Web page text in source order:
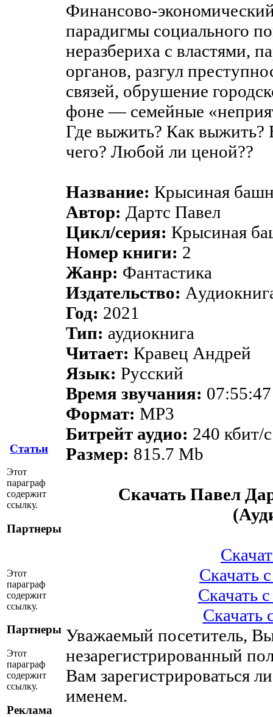
Статьи
Этот
параграф
содержит
ссылку.
Партнеры
Этот
параграф
содержит
ссылку.
Партнеры
Этот
параграф
содержит
ссылку.
Реклама
Финансово-
парадигмы социального
неразбериха с властями,
органов, разгул
связей, обрушение
фоне — семейные
Где выжить? Как выжить?
чего? Любой ли ценой??
Название: Крысиная
Автор: Дартс Павел
Цикл/серия: Крысиная
Номер книги: 2
Жанр: Фантастика
Издательство:
Год: 2021
Тип: аудиокнига
Читает: Кравец Андрей
Язык: Русский
Время звучания: 07:55:47
Формат: MP3
Битрейт аудио: 240 кбит/c
Размер: 815.7 Mb
Скачать Павел
Скачать
Скачать
Скачать
Уважаемый посетитель,
незарегистрированный
Вам зарегистрироваться
именем.